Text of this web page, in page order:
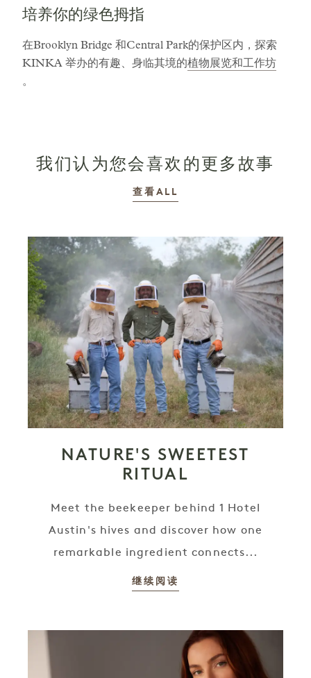
培养你的绿色拇指
在Brooklyn Bridge 和Central Park的保护区内，探索
KINKA 举办的有趣、身临其境的植物展览和工作坊
。
我们认为您会喜欢的更多故事
查看ALL
NATURE'S SWEETEST
RITUAL
Meet the beekeeper behind 1 Hotel
Austin's hives and discover how one
remarkable ingredient connects...
继续阅读